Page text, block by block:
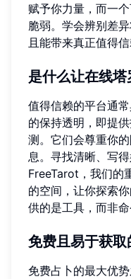
赋予你力量，而一
脆弱。学会辨别差
且能带来真正值得
是什么让在线
值得信赖的平台通
的保持透明，即提
测。它们会尊重你
息。寻找清晰、写
FreeTarot，我们的
的空间，让你探索
供的是工具，而非命
免费且易于获
免费占卜的最大优